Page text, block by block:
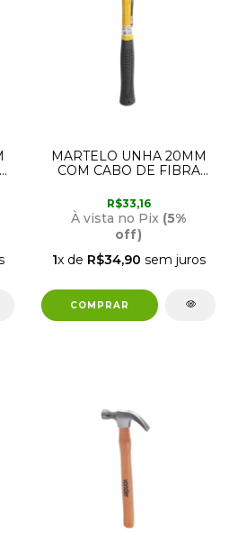
MARTELO UNHA 20MM
COM CABO DE FIBRA
R$33,16
À vista no Pix (5%
off)
1x de R$34,90 sem juros